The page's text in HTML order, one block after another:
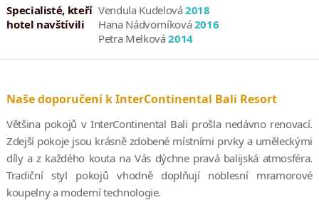
Specialisté, kteří
hotel navštívili
Vendula Kudelová2018
Hana Nádvorníková2016
Petra Melková2014
Naše doporučení k InterContinental Bali Resort
Většina pokojů v InterContinental Bali prošla nedávno renovací.
Zdejší pokoje jsou krásně zdobené místními prvky a uměleckými
díly a z každého kouta na Vás dýchne pravá balijská atmosféra.
Tradiční styl pokojů vhodně doplňují noblesní mramorové
koupelny a moderní technologie.